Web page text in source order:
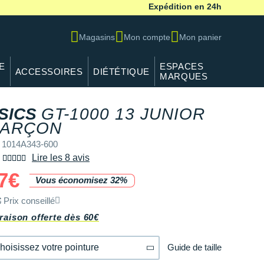
Expédition en 24h
Magasins Mon compte Mon panier
ACCESSOIRES DIÉTÉTIQUE
ESPACES
MARQUES
GT-1000 13 JUNIOR
1014A343-600
Lire les 8 avis
Vous économisez 32%
Prix conseillé
offerte dès 60€
votre pointure Guide de taille